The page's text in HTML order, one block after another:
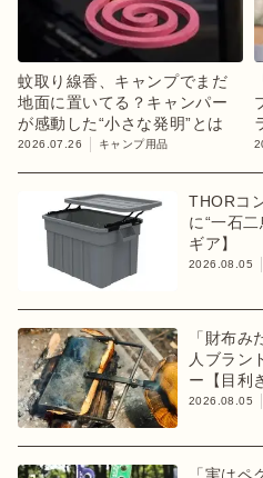
蚊取り線香、キャンプでまだ
地面に置いてる？キャンパー
が感動した“小さな発明”とは
2026.07.26 キャンプ用品
THORコ
に“一石
ギア】
2026.08.05
「財布
人ブラン
ー【目利
2026.08.05